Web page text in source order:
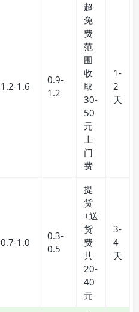
1.2-1.6
0.9-
1.2
超
免
费
范
围
收
取
30-
50
元
上
门
费
1-
2
天
0.7-1.0
0.3-
0.5
提
货
+送
货
费
共
20-
40
元
3-
4
天